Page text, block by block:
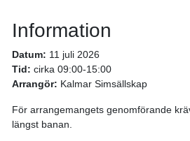
Information
Datum: 11 juli 2026
Tid: cirka 09:00-15:00
Arrangör: Kalmar Simsällskap
För arrangemangets genomförande
längst banan.